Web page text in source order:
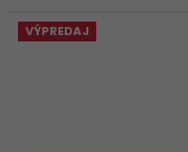
VÝPREDAJ